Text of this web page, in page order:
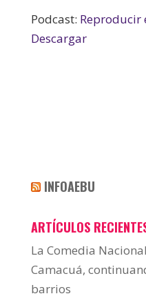
Podcast: Reproducir
Descargar
INFOAEBU
ARTÍCULOS
La Comedia
Camacuá,
barrios